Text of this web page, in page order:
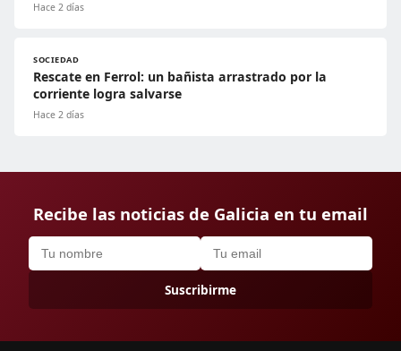
Hace 2 días
SOCIEDAD
Rescate en Ferrol: un bañista arrastrado por la
corriente logra salvarse
Hace 2 días
Recibe las noticias de Galicia en tu email
Suscribirme